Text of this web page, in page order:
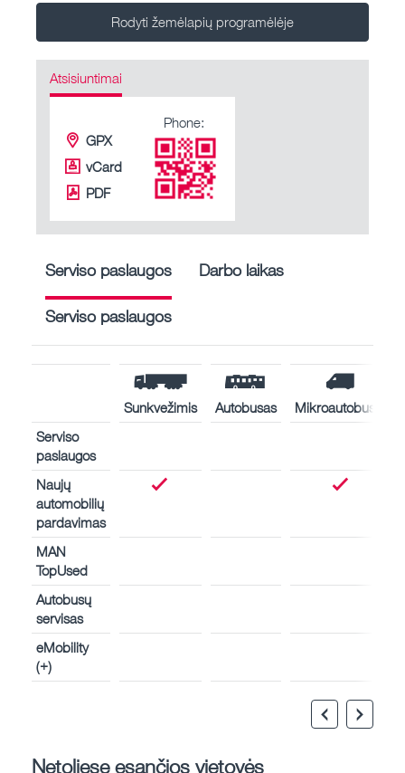
Rodyti žemėlapių programėlėje
Atsisiuntimai
GPX
vCard
PDF
Phone:
Serviso paslaugos Darbo laikas
Serviso paslaugos
Sunkvežimis Autobusas
Mikroautobusas
Serviso
paslaugos
Naujų
automobilių
pardavimas
MAN
TopUsed
Autobusų
servisas
eMobility
(+)
Netoliese esančios vietovės